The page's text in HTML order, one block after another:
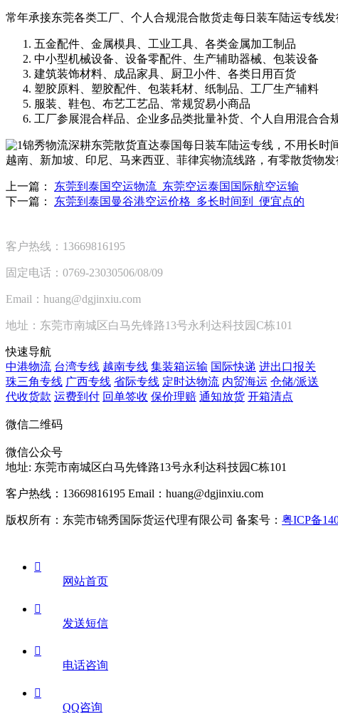
常年承接东莞各类工厂、个人合规混合散货走每日装车陆运专线
五金配件、金属模具、工业工具、各类金属加工制品
中小型机械设备、设备零配件、生产辅助器械、包装设备
建筑装饰材料、成品家具、厨卫小件、各类日用百货
塑胶原料、塑胶配件、包装耗材、纸制品、工厂生产辅料
服装、鞋包、布艺工艺品、常规贸易小商品
工厂参展混合样品、企业多品类批量补货、个人自用混合合
锦秀物流深耕东莞散货直达泰国每日装车陆运专线，不用长
越南、新加坡、印尼、马来西亚、菲律宾物流线路，有零散货物
上一篇： 东莞到泰国空运物流_东莞空运泰国国际航空运输
下一篇： 东莞到泰国曼谷港空运价格_多长时间到_便宜点的
客户热线：13669816195
固定电话：0769-23030506/08/09
Email：huang@dgjinxiu.com
地址：东莞市南城区白马先锋路13号永利达科技园C栋101
快速导航
中港物流 台湾专线 越南专线 集装箱运输 国际快递 进出口报关
珠三角专线 广西专线 省际专线 定时达物流 内贸海运 仓储/派送
代收货款 运费到付 回单签收 保价理赔 通知放货 开箱清点
微信二维码
微信公众号
地址: 东莞市南城区白马先锋路13号永利达科技园C栋101
客户热线：13669816195 Email：huang@dgjinxiu.com
版权所有：东莞市锦秀国际货运代理有限公司 备案号： 粤ICP备

网站首页

发送短信

电话咨询

QQ咨询